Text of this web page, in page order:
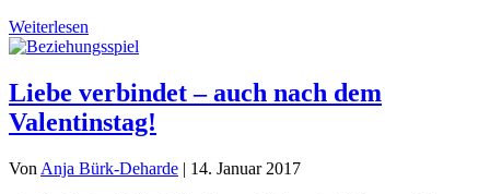
Weiterlesen
Liebe verbindet – auch nach dem
Valentinstag!
Von Anja Bürk-Deharde | 14. Januar 2017